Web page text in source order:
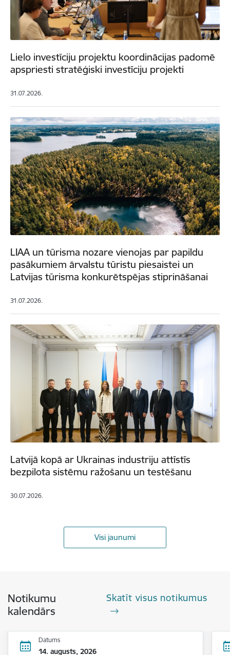
Lielo investīciju projektu koordinācijas padomē
apspriesti stratēģiski investīciju projekti
31.07.2026.
LIAA un tūrisma nozare vienojas par papildu
pasākumiem ārvalstu tūristu piesaistei un
Latvijas tūrisma konkurētspējas stiprināšanai
31.07.2026.
Latvijā kopā ar Ukrainas industriju attīstīs
bezpilota sistēmu ražošanu un testēšanu
30.07.2026.
Visi jaunumi
Notikumu
kalendārs
Skatīt visus notikumus
Datums
14. augusts, 2026